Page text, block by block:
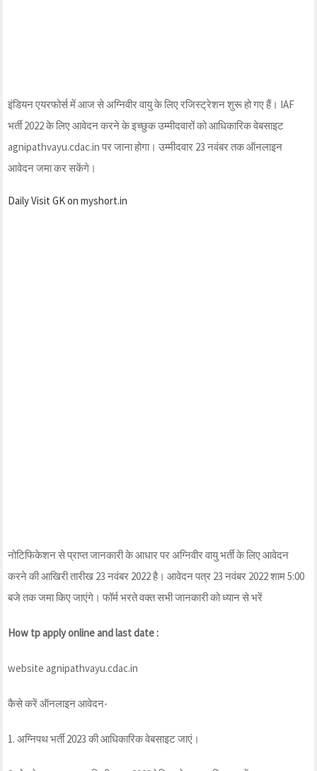
इंडियन एयरफोर्स में आज से अग्निवीर वायु के लिए रजिस्ट्रेशन शुरू हो गए हैं। IAF
भर्ती 2022 के लिए आवेदन करने के इच्छुक उम्मीदवारों को आधिकारिक वेबसाइट
agnipathvayu.cdac.in पर जाना होगा। उम्मीदवार 23 नवंबर तक ऑनलाइन
आवेदन जमा कर सकेंगे।
Daily Visit GK on myshort.in
नोटिफिकेशन से प्राप्त जानकारी के आधार पर अग्निवीर वायु भर्ती के लिए आवेदन
करने की आखिरी तारीख 23 नवंबर 2022 है। आवेदन पत्र 23 नवंबर 2022 शाम 5:00
बजे तक जमा किए जाएंगे। फॉर्म भरते वक्त सभी जानकारी को ध्यान से भरें
How tp apply online and last date :
website agnipathvayu.cdac.in
कैसे करें ऑनलाइन आवेदन-
1. अग्निपथ भर्ती 2023 की आधिकारिक वेबसाइट जाएं।